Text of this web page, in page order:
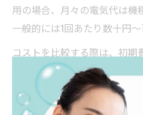
用の場合、月々の電気代は機
一般的には1回あたり数十円〜
コストを比較する際は、初
ニングコストをしっかり把握
ば、安価なモデルでも消耗
期的には割高になるケース